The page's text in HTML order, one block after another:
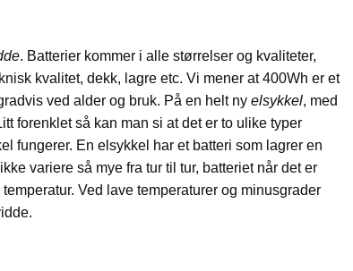
. Batterier kommer i alle størrelser og kvaliteter,
kvalitet, dekk, lagre etc. Vi mener at 400Wh er et
ved alder og bruk. På en helt ny elsykkel, med
forenklet så kan man si at det er to ulike typer
fungerer. En elsykkel har et batteri som lagrer en
variere så mye fra tur til tur, batteriet når det er
Ved lave temperaturer og minusgrader